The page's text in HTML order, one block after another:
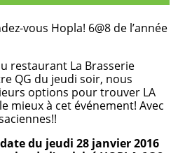
vous Hopla! 6@8 de l’année
restaurant La Brasserie
QG du jeudi soir, nous
options pour trouver LA
mieux à cet événement! Avec
du jeudi 28 janvier 2016